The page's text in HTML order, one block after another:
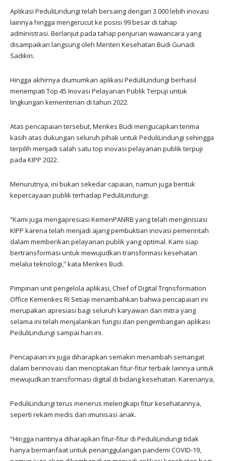
Aplikasi PeduliLindungi telah bersaing dengan 3.000 lebih inovasi
lainnya hingga mengerucut ke posisi 99 besar di tahap
administrasi. Berlanjut pada tahap penjurian wawancara yang
disampaikan langsung oleh Menteri Kesehatan Budi Gunadi
Sadikin.
Hingga akhirnya diumumkan aplikasi PeduliLindungi berhasil
menempati Top 45 Inovasi Pelayanan Publik Terpuji untuk
lingkungan kementerian di tahun 2022.
Atas pencapaian tersebut, Menkes Budi mengucapkan terima
kasih atas dukungan seluruh pihak untuk PeduliLindungi sehingga
terpilih menjadi salah satu top inovasi pelayanan publik terpuji
pada KIPP 2022.
Menurutnya, ini bukan sekedar capaian, namun juga bentuk
kepercayaan publik terhadap PeduliLindungi.
“Kami juga mengapresiasi KemenPANRB yang telah menginisiasi
KIPP karena telah menjadi ajang pembuktian inovasi pemerintah
dalam memberikan pelayanan publik yang optimal. Kami siap
bertransformasi untuk mewujudkan transformasi kesehatan
melalui teknologi,” kata Menkes Budi.
Pimpinan unit pengelola aplikasi, Chief of Digital Trqnsformation
Office Kemenkes RI Setiaji menambahkan bahwa pencapaian ini
merupakan apresiasi bagi seluruh karyawan dan mitra yang
selama ini telah menjalankan fungsi dan pengembangan aplikasi
PeduliLindungi sampai hari ini.
Pencapaian ini juga diharapkan semakin menambah semangat
dalam berinovasi dan menciptakan fitur-fitur terbaik lainnya untuk
mewujudkan transformasi digital di bidang kesehatan. Karenanya,
PeduliLindungi terus menerus melengkapi fitur kesehatannya,
seperti rekam medis dan imunisasi anak.
“Hingga nantinya diharapkan fitur-fitur di PeduliLindungi tidak
hanya bermanfaat untuk penanggulangan pandemi COVID-19,